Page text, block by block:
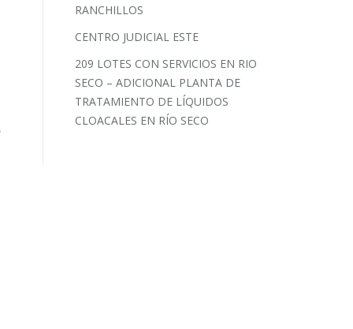
RANCHILLOS
CENTRO JUDICIAL ESTE
209 LOTES CON SERVICIOS EN RIO
SECO – ADICIONAL PLANTA DE
TRATAMIENTO DE LÍQUIDOS
CLOACALES EN RÍO SECO